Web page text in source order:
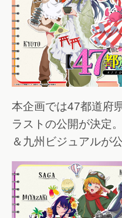
本企画では47都道府
ラストの公開が決定
＆九州ビジュアルが